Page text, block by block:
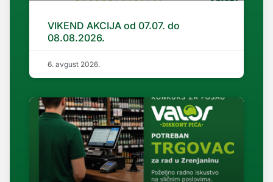
VIKEND AKCIJA od 07.07. do
08.08.2026.
6. avgust 2026.